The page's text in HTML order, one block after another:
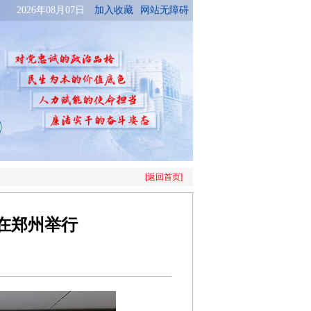
[返回首页]
郑州举行